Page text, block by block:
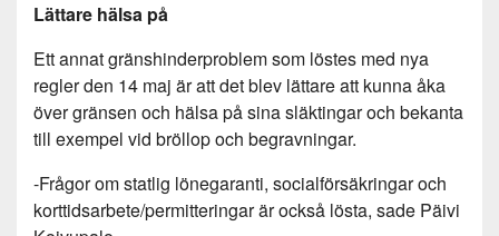
Lättare hälsa på
Ett annat gränshinderproblem som löstes med nya
regler den 14 maj är att det blev lättare att kunna åka
över gränsen och hälsa på sina släktingar och bekanta
till exempel vid bröllop och begravningar.
-Frågor om statlig lönegaranti, socialförsäkringar och
korttidsarbete/permitteringar är också lösta, sade Päivi